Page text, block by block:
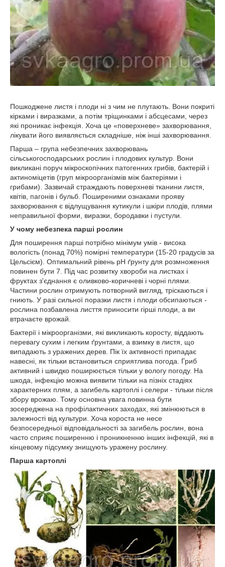
Пошкоджене листя і плоди ні з чим не плутають. Вони покриті
кірками і виразками, а потім тріщинками і абсцесами, через
які проникає інфекція. Хоча це «поверхневе» захворювання,
лікувати його виявляється складніше, ніж інші захворювання.
Парша – група небезпечних захворювань
сільськогосподарських рослин і плодових культур. Вони
викликані поруч мікроскопічних патогенних грибів, бактерій і
актиноміцетів (груп мікроорганізмів між бактеріями і
грибами). Зазвичай страждають поверхневі тканини листя,
квітів, пагонів і бульб. Поширеними ознаками прояву
захворювання є відлущування кутикули і шкіри плодів, плями
неправильної форми, виразки, бородавки і пустули.
У чому небезпека парші рослин
Для поширення парші потрібно мінімум умів - висока
вологість (понад 70%) помірні температури (15-20 градусів за
Цельсієм). Оптимальний рівень рН ґрунту для розмноження
повинен бути 7. Під час розвитку хвороби на листках і
фруктах з'єднання є оливково-коричневі і чорні плями.
Частини рослин отримують потворний вигляд, тріскаються і
гниють. У разі сильної поразки листя і плоди обсипаються -
рослина позбавлена лисття приносити гірші плоди, а ви
втрачаєте врожай.
Бактерії і мікроорганізми, які викликають коросту, віддають
перевагу сухим і легким ґрунтами, а взимку в листя, що
випадають з уражених дерев. Пік їх активності припадає
навесні, як тільки встановиться сприятлива погода. Гриб
активний і швидко поширюється тільки у вологу погоду. На
шкода, інфекцію можна виявити тільки на пізніх стадіях
характерних плям, а загибель картоплі і селери - тільки після
збору врожаю. Тому основна увага повинна бути
зосереджена на профілактичних заходах, які змінюються в
залежності від культури. Хоча короста не несе
безпосередньої відповідальності за загибель рослин, вона
часто сприяє поширенню і проникненню інших інфекцій, які в
кінцевому підсумку знищують уражену рослину.
Парша картоплі